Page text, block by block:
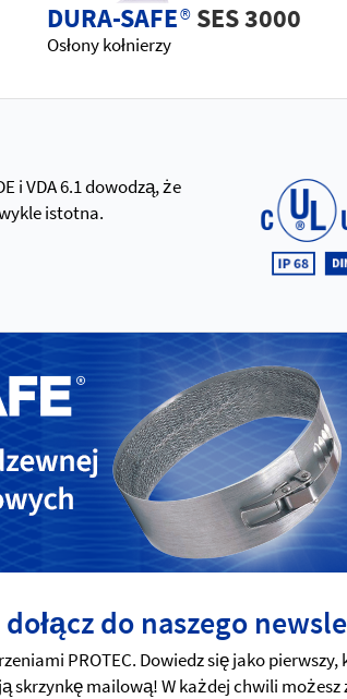
DURA-SAFE®SES 3000
Osłony kołnierzy
i VDA 6.1 dowodzą, że
istotna.
do naszego
PROTEC. Dowiedz się jako
mailową! W każdej chwili możesz